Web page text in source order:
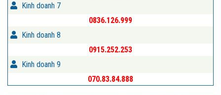
Kinh doanh 7
0836.126.999
Kinh doanh 8
0915.252.253
Kinh doanh 9
070.83.84.888